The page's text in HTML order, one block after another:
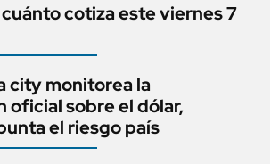
cotiza este viernes 7
city monitorea la
oficial sobre el dólar,
el riesgo país